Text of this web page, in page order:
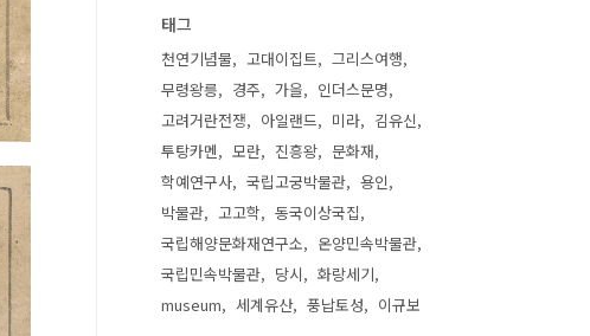
태그
천연기념물 고대이집트
그리스여행
무령왕릉
경주 가을
인더스문명
고려거란전쟁
아일랜드 미라
김유신
투탕카멘
모란 진흥왕
문화재
학예연구사
국립고궁박물관
용인
박물관
고고학
동국이상국집
국립해양문화재연구소
온양민속박물관
국립민속박물관
당시
화랑세기
museum
세계유산 풍납토성 이규보